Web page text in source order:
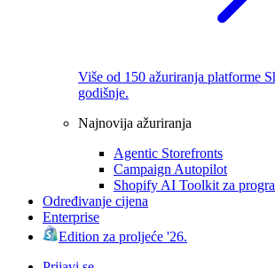
Više od 150 ažuriranja platforme
godišnje.
Najnovija ažuriranja
Agentic Storefronts
Campaign Autopilot
Shopify AI Toolkit za
Određivanje cijena
Enterprise
Edition za proljeće '26.